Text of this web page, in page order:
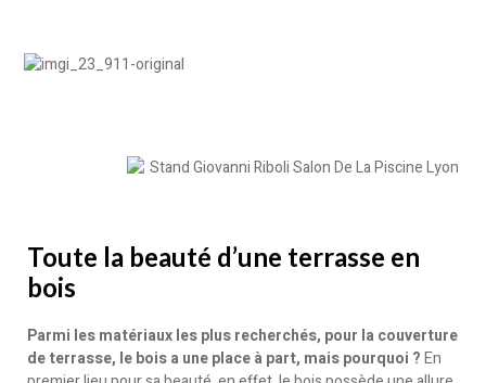
Toute la beauté d’une terrasse en
bois
Parmi les matériaux les plus recherchés, pour la couverture
de terrasse, le bois a une place à part, mais pourquoi ?En